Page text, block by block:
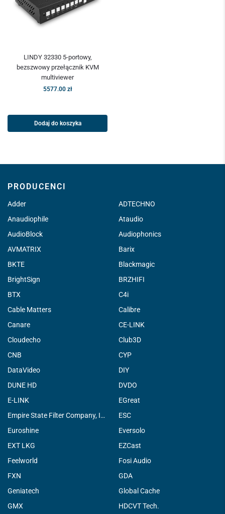
LINDY 32330 5-portowy,
bezszwowy przełącznik KVM
multiviewer
5577.00 zł
Dodaj do koszyka
PRODUCENCI
Adder
ADTECHNO
Anaudiophile
Ataudio
AudioBlock
Audiophonics
AVMATRIX
Barix
BKTE
Blackmagic
BrightSign
BRZHIFI
BTX
C4i
Cable Matters
Calibre
Canare
CE-LINK
Cloudecho
Club3D
CNB
CYP
DataVideo
DIY
DUNE HD
DVDO
E-LINK
EGreat
Empire State Filter Company, INC.
ESC
Euroshine
Eversolo
EXT LKG
EZCast
Feelworld
Fosi Audio
FXN
GDA
Geniatech
Global Cache
GMX
HDCVT Tech.